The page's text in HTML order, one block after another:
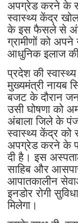
अपग्रेड करने के
स्वास्थ्य केंद्र
के इस फैसले से
ग्रामीणों को
आधुनिक इलाज की
प्रदेश की
मुख्यमंत्री नायब
बजट के दौरान
उसी घोषणा को
अंबाला जिले के
स्वास्थ्य केंद्र को
अपग्रेड करने के
दी है। इस
साहिब और
आपातकालीन
इनडोर रोगी
मिलेगा।